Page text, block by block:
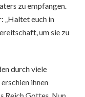
zu empfangen.
„Haltet euch in
um sie zu
durch viele
ihnen